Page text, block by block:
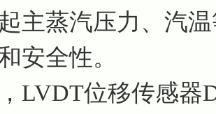
主蒸汽压力、汽
安全性。
LVDT位移传感器